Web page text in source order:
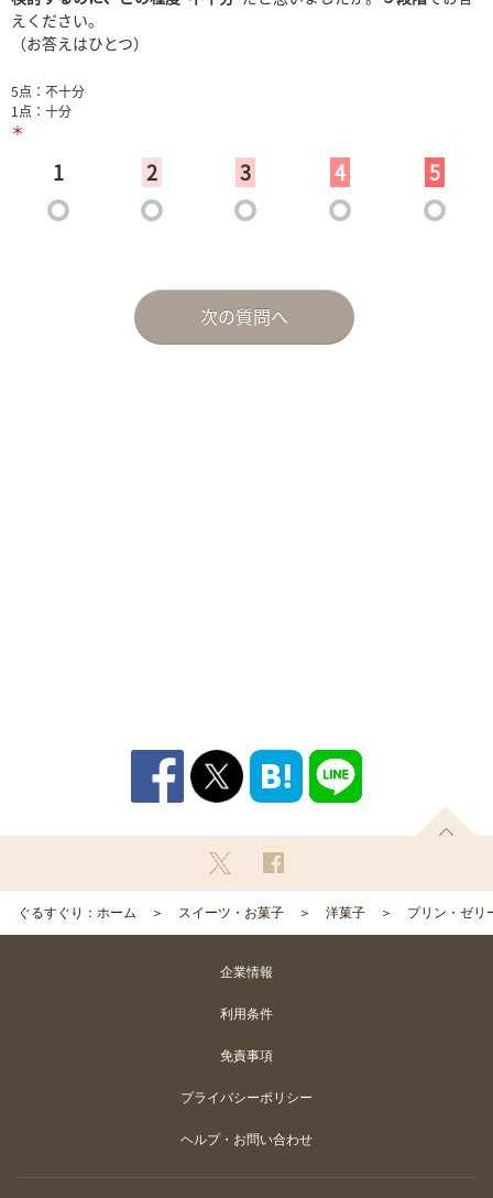
ぐるすぐり：ホーム スイーツ・お菓子 洋菓子 プリン・ゼリ
企業情報
利用条件
免責事項
プライバシーポリシー
ヘルプ・お問い合わせ